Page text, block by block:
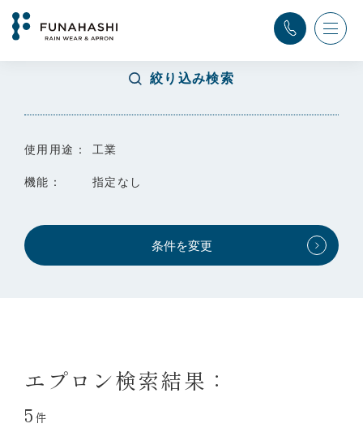
TOP
絞り込み検索
使用用途： 工業
機能： 指定なし
条件を変更
エプロン検索結果：
5 件